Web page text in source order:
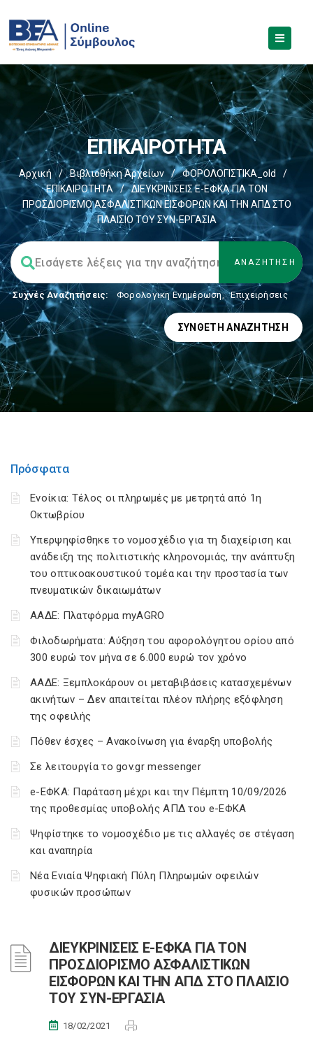
ΕΠΙΚΑΙΡΟΤΗΤΑ
Αρχική / Βιβλιοθήκη Αρχείων / ΦΟΡΟΛΟΓΙΣΤΙΚΑ_old
/
ΕΠΙΚΑΙΡΟΤΗΤΑ
/
ΔΙΕΥΚΡΙΝΙΣΕΙΣ E-ΕΦΚΑ ΓΙΑ ΤΟΝ
ΠΡΟΣΔΙΟΡΙΣΜΟ ΑΣΦΑΛΙΣΤΙΚΩΝ ΕΙΣΦΟΡΩΝ ΚΑΙ ΤΗΝ ΑΠΔ ΣΤΟ
ΠΛΑΙΣΙΟ ΤΟΥ ΣΥΝ-ΕΡΓΑΣΙΑ
Συχνές Αναζητήσεις: Φορολογικη Ενημέρωση, Επιχειρήσεις
ΣΎΝΘΕΤΗ ΑΝΑΖΉΤΗΣΗ
Πρόσφατα
Ενοίκια: Τέλος οι πληρωμές με μετρητά από 1η
Οκτωβρίου
Υπερψηφίσθηκε το νομοσχέδιο για τη διαχείριση και
ανάδειξη της πολιτιστικής κληρονομιάς, την ανάπτυξη
του οπτικοακουστικού τομέα και την προστασία των
πνευματικών δικαιωμάτων
ΑΑΔΕ: Πλατφόρμα myAGRO
Φιλοδωρήματα: Αύξηση του αφορολόγητου ορίου από
300 ευρώ τον μήνα σε 6.000 ευρώ τον χρόνο
ΑΑΔΕ: Ξεμπλοκάρουν οι μεταβιβάσεις κατασχεμένων
ακινήτων – Δεν απαιτείται πλέον πλήρης εξόφληση
της οφειλής
Πόθεν έσχες – Ανακοίνωση για έναρξη υποβολής
Σε λειτουργία το gov.gr messenger
e-ΕΦΚΑ: Παράταση μέχρι και την Πέμπτη 10/09/2026
της προθεσμίας υποβολής ΑΠΔ του e-ΕΦΚΑ
Ψηφίστηκε το νομοσχέδιο με τις αλλαγές σε στέγαση
και αναπηρία
Νέα Ενιαία Ψηφιακή Πύλη Πληρωμών οφειλών
φυσικών προσώπων
ΔΙΕΥΚΡΙΝΙΣΕΙΣ E-ΕΦΚΑ ΓΙΑ ΤΟΝ
ΠΡΟΣΔΙΟΡΙΣΜΟ ΑΣΦΑΛΙΣΤΙΚΩΝ
ΕΙΣΦΟΡΩΝ ΚΑΙ ΤΗΝ ΑΠΔ ΣΤΟ ΠΛΑΙΣΙΟ
ΤΟΥ ΣΥΝ-ΕΡΓΑΣΙΑ
18/02/2021